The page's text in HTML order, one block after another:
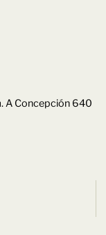
A Concepción 640